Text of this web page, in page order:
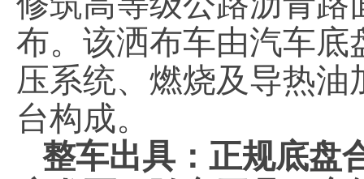
布。该洒布车由汽车
压系统、燃烧及导热
台构成。
整车出具：正规底盘